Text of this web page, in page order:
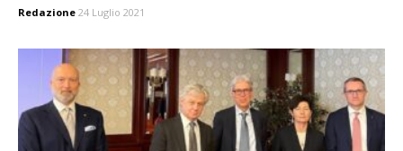
Redazione 24 Luglio 2021